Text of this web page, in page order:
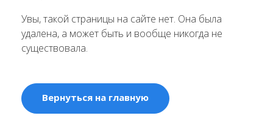
Увы, такой страницы на сайте нет. Она была
удалена, а может быть и вообще никогда не
существовала.
Вернуться на главную